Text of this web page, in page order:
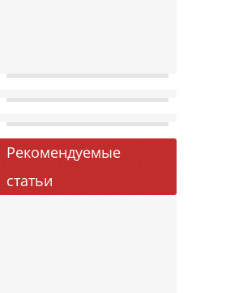
Рекомендуемые
статьи